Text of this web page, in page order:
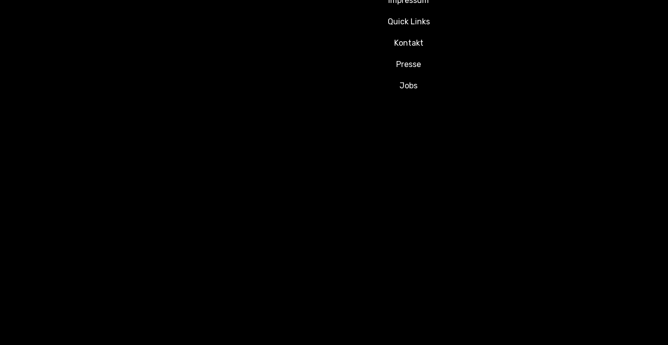
Quick Links
Kontakt
Presse
Jobs